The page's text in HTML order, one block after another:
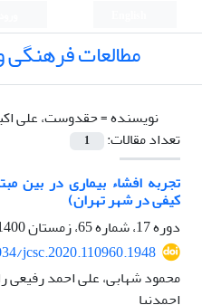
مطالعات فرهنگی
نویسنده =حقدوست، علی
تعداد مقالات:
1
تجربه افشاء بیماری در بین
کیفی در شهر تهران)
دوره 17، شماره 65، زمستان 1400، صفحه
jcsc.2020.110960.1948
محمود شهابی، علی احمد رفیعی